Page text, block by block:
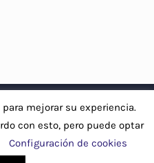
Sayago, S.A |Aviso Legal y
- Política de cookies
WhatsApp
Correo
mejorar su experiencia.
con esto, pero puede optar
Configuración de cookies